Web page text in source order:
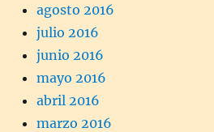
agosto 2016
julio 2016
junio 2016
mayo 2016
abril 2016
marzo 2016